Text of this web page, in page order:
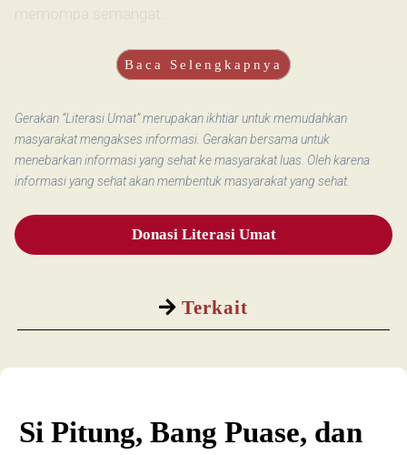
Terkait
memompa semangat...
Baca Selengkapnya
Gerakan “Literasi Umat” merupakan ikhtiar untuk memudahkan
masyarakat mengakses informasi. Gerakan bersama untuk
menebarkan informasi yang sehat ke masyarakat luas. Oleh karena
informasi yang sehat akan membentuk masyarakat yang sehat.
Donasi Literasi Umat
Si Pitung, Bang Puase, dan